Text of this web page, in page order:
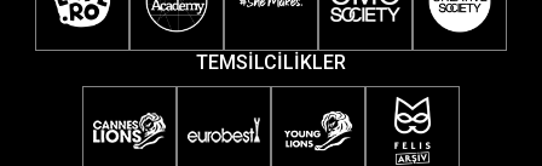
TEMSİLCİLİKLER